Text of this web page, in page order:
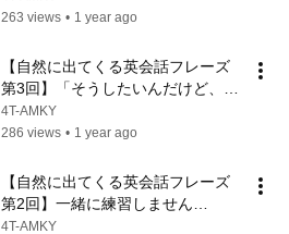
に練習しませんか。FlapTの発音も
263 views • 1 year ago
【自然に出てくる英会話フレーズ
第3回】「そうしたいんだけど、他
の予定があるの。」を一緒に練習し
ませんか。
4T-AMKY
286 views • 1 year ago
【自然に出てくる英会話フレーズ
第2回】一緒に練習しません
か/StopDの発音も自然になりま
4T-AMKY